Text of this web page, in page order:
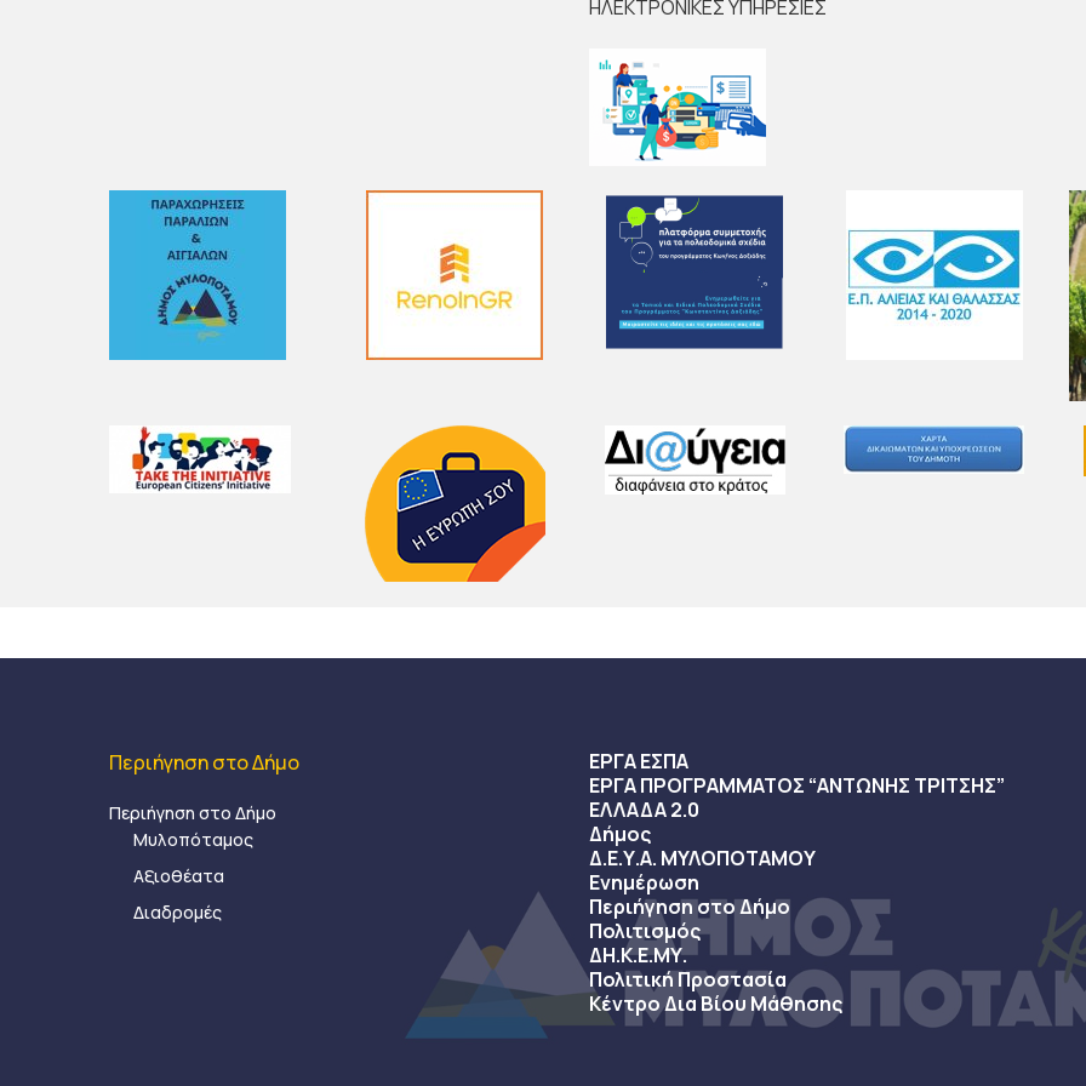
ΗΛΕΚΤΡΟΝΙΚΕΣ ΥΠΗΡΕΣΙΕΣ
Περιήγηση στο Δήμο
Περιήγηση στο Δήμο
Μυλοπόταμος
Αξιοθέατα
Διαδρομές
ΕΡΓΑ ΕΣΠΑ
ΕΡΓΑ ΠΡΟΓΡΑΜΜΑΤΟΣ “ΑΝΤΩΝΗΣ ΤΡΙΤΣΗΣ”
ΕΛΛΑΔΑ 2.0
Δήμος
Δ.Ε.Υ.Α. ΜΥΛΟΠΟΤΑΜΟΥ
Ενημέρωση
Περιήγηση στο Δήμο
Πολιτισμός
ΔΗ.Κ.Ε.ΜΥ.
Πολιτική Προστασία
Κέντρο Δια Βίου Μάθησης